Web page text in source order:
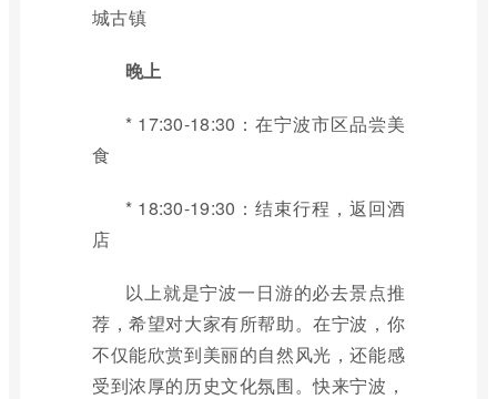
城古镇
晚上
* 17:30-18:30：在宁波市区品尝美
食
* 18:30-19:30：结束行程，返回酒
店
以上就是宁波一日游的必去景点推
荐，希望对大家有所帮助。在宁波，你
不仅能欣赏到美丽的自然风光，还能感
受到浓厚的历史文化氛围。快来宁波，